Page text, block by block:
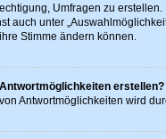
Umfragen zu
auch unter
Stimme ändern können.
erstellen?
Antwortmöglichkeiten wird